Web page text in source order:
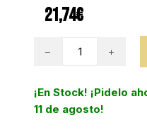
21,74€
TESCOMA
COCINA
DIGITAL
¡En Stock! ¡Pidelo
11 de agosto!